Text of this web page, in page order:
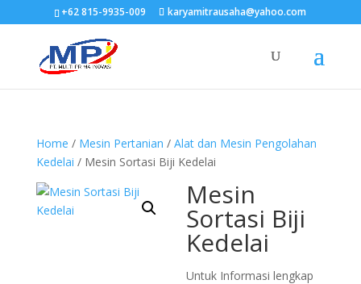
+62 815-9935-009 karyamitrausaha@yahoo.com
Home / Mesin Pertanian / Alat dan Mesin Pengolahan
Kedelai / Mesin Sortasi Biji Kedelai
Mesin
Sortasi Biji
Kedelai
Untuk Informasi lengkap